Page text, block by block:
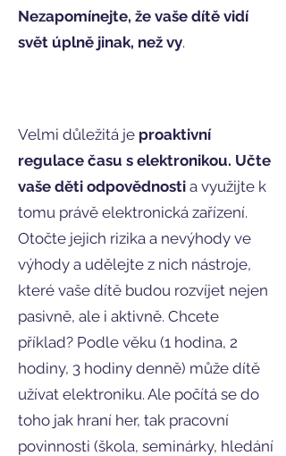
Nezapomínejte, že vaše dítě vidí
svět úplně jinak, než vy.
Velmi důležitá je proaktivní
regulace času s elektronikou. Učte
vaše děti odpovědnosti a využijte k
tomu právě elektronická zařízení.
Otočte jejich rizika a nevýhody ve
výhody a udělejte z nich nástroje,
které vaše dítě budou rozvíjet nejen
pasivně, ale i aktivně. Chcete
příklad? Podle věku (1 hodina, 2
hodiny, 3 hodiny denně) může dítě
užívat elektroniku. Ale počítá se do
toho jak hraní her, tak pracovní
povinnosti (škola, seminárky, hledání